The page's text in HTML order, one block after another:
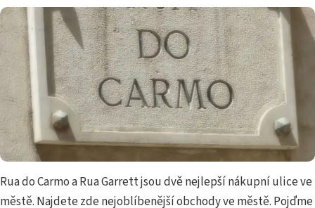
Rua do Carmo a Rua Garrett jsou dvě nejlepší nákupní ulice ve
městě. Najdete zde nejoblíbenější obchody ve městě. Pojďme